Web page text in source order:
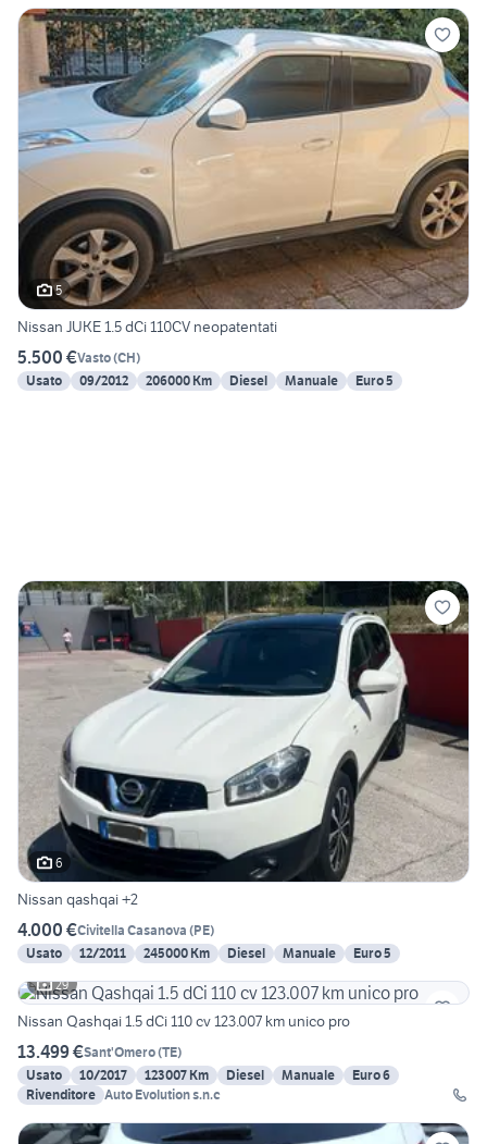
5
Nissan JUKE 1.5 dCi 110CV neopatentati
5.500 €Vasto(CH)
Usato
09/2012 206000 Km Diesel Manuale Euro 5
6
Nissan qashqai +2
4.000 €Civitella Casanova (PE)
Usato
12/2011 245000 Km Diesel Manuale
Euro 5
29
Nissan Qashqai 1.5 dCi 110 cv 123.007 km unico pro
13.499 €Sant'Omero(TE)
Usato
10/2017 123007 Km Diesel Manuale
Euro 6
Rivenditore Auto Evolution s.n.c